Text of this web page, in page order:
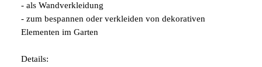
- als Wandverkleidung
- zum bespannen oder verkleiden von dekorativen
Elementen im Garten
Details: